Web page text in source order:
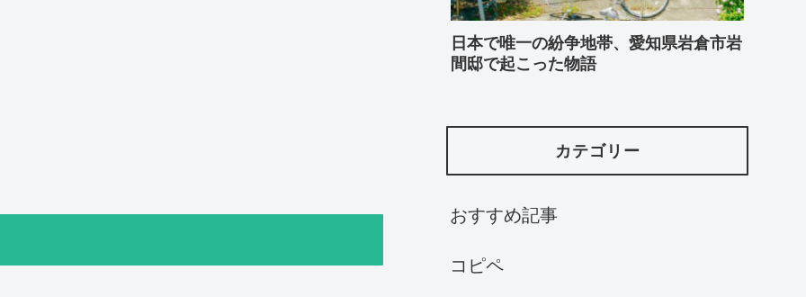
日本で唯一の紛争地帯、愛知県岩倉市岩
間邸で起こった物語
カテゴリー
おすすめ記事
コピペ